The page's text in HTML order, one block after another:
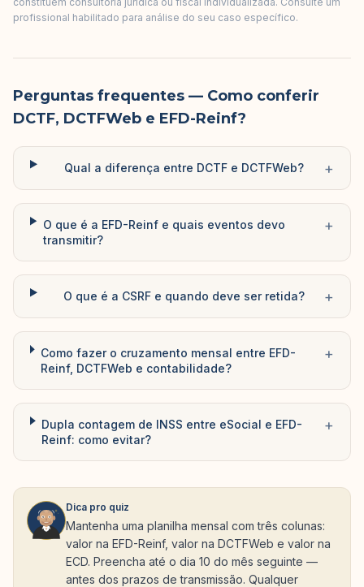
profissional habilitado para análise do seu caso específico.
Perguntas frequentes — Como conferir
DCTF, DCTFWeb e EFD-Reinf?
Qual a diferença entre DCTF e DCTFWeb? +
O que é a EFD-Reinf e quais eventos devo
transmitir?
+
O que é a CSRF e quando deve ser retida? +
Como fazer o cruzamento mensal entre EFD-
Reinf, DCTFWeb e contabilidade?
+
Dupla contagem de INSS entre eSocial e EFD-
Reinf: como evitar?
+
Dica pro quiz
Mantenha uma planilha mensal com três colunas:
valor na EFD-Reinf, valor na DCTFWeb e valor na
ECD. Preencha até o dia 10 do mês seguinte —
antes dos prazos de transmissão. Qualquer